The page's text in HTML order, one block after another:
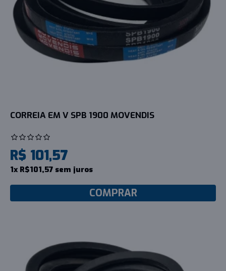
CORREIA EM V SPB 1900 MOVENDIS
R$ 101,57
1x R$101,57 sem juros
COMPRAR